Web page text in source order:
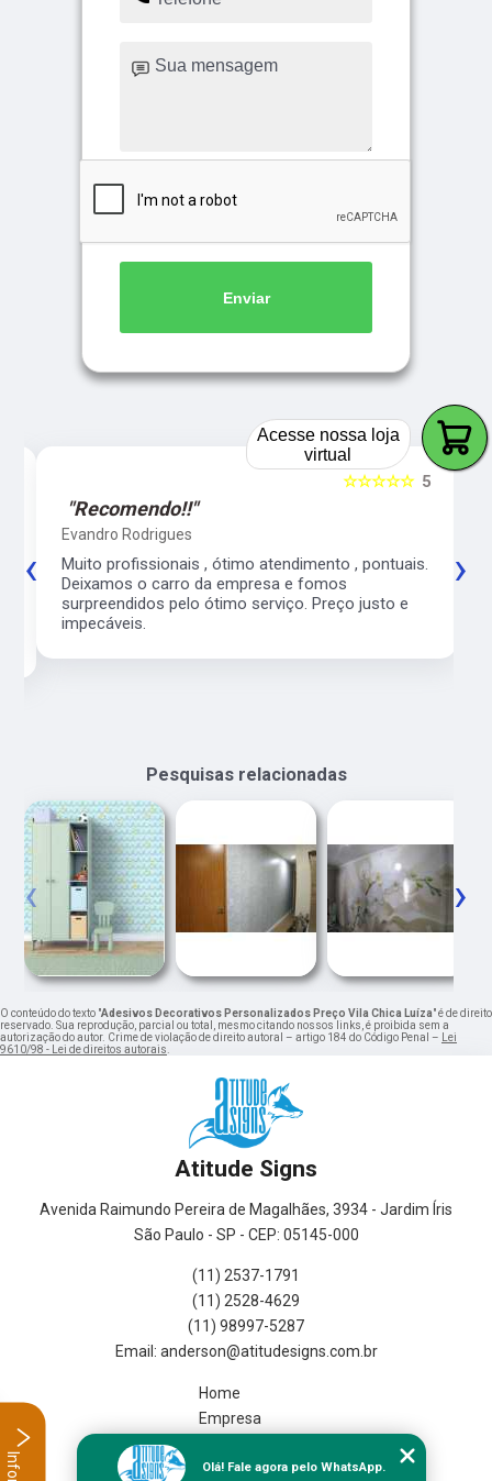
Enviar
5
☆☆☆☆☆
"Recomendo!!"
Evandro Rodrigues
Muito profissionais , ótimo atendimento , pontuais.
Deixamos o carro da empresa e fomos
surpreendidos pelo ótimo serviço. Preço justo e
impecáveis.
‹ ›
Pesquisas relacionadas
‹ ›
O conteúdo do texto "Adesivos Decorativos Personalizados Preço Vila Chica Luíza" é de direito
reservado. Sua reprodução, parcial ou total, mesmo citando nossos links, é proibida sem a
autorização do autor. Crime de violação de direito autoral – artigo 184 do Código Penal –
Lei
9610/98 - Lei de direitos autorais
Atitude Signs
Avenida Raimundo Pereira de Magalhães, 3934 - Jardim Íris
São Paulo - SP - CEP: 05145-000
(11) 2537-1791
(11) 2528-4629
(11) 98997-5287
Home
Empresa
Serviços
Olá! Fale agora pelo WhatsApp.
Acesse nossa loja
virtual